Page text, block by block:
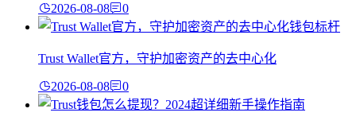
2026-08-08 0
Trust Wallet官方，守护加密资产的去中心化
2026-08-08 0